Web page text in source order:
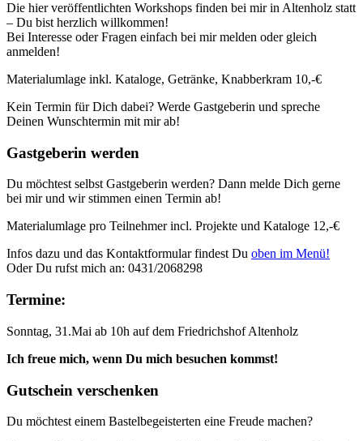
Die hier veröffentlichten Workshops finden bei mir in Altenholz statt
– Du bist herzlich willkommen!
Bei Interesse oder Fragen einfach bei mir melden oder gleich
anmelden!
Materialumlage inkl. Kataloge, Getränke, Knabberkram 10,-€
Kein Termin für Dich dabei? Werde Gastgeberin und spreche
Deinen Wunschtermin mit mir ab!
Gastgeberin werden
Du möchtest selbst Gastgeberin werden? Dann melde Dich gerne
bei mir und wir stimmen einen Termin ab!
Materialumlage pro Teilnehmer incl. Projekte und Kataloge 12,-€
Infos dazu und das Kontaktformular findest Du oben im Menü!
Oder Du rufst mich an: 0431/2068298
Termine:
Sonntag, 31.Mai ab 10h auf dem Friedrichshof Altenholz
Ich freue mich, wenn Du mich besuchen kommst!
Gutschein verschenken
Du möchtest einem Bastelbegeisterten eine Freude machen?